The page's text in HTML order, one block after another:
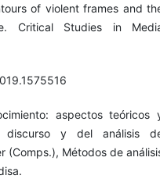
of violent frames and
Critical Studies in
aspectos teóricos
discurso y del análisis
(Comps.), Métodos de